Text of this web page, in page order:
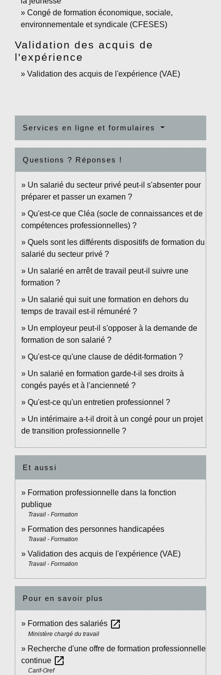
Congé de formation économique, sociale,
environnementale et syndicale (CFESES)
Validation des acquis de
l'expérience
Validation des acquis de l'expérience (VAE)
Services en ligne et formulaires
Questions ? Réponses !
Un salarié du secteur privé peut-il s'absenter pour
préparer et passer un examen ?
Qu'est-ce que Cléa (socle de connaissances et de
compétences professionnelles) ?
Quels sont les différents dispositifs de formation du
salarié du secteur privé ?
Un salarié en arrêt de travail peut-il suivre une
formation ?
Un salarié qui suit une formation en dehors du
temps de travail est-il rémunéré ?
Un employeur peut-il s'opposer à la demande de
formation de son salarié ?
Qu'est-ce qu'une clause de dédit-formation ?
Un salarié en formation garde-t-il ses droits à
congés payés et à l'ancienneté ?
Qu'est-ce qu'un entretien professionnel ?
Un intérimaire a-t-il droit à un congé pour un projet
de transition professionnelle ?
Et aussi
Formation professionnelle dans la fonction
publique
Travail - Formation
Formation des personnes handicapées
Travail - Formation
Validation des acquis de l'expérience (VAE)
Travail - Formation
Pour en savoir plus
Formation des salariés open_in_new
Ministère chargé du travail
Recherche d'une offre de formation professionnelle
continue open_in_new
Carif-Oref